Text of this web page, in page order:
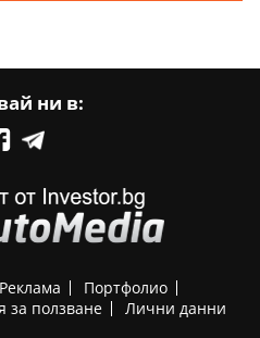
ни в:
Реклама
Портфолио
за ползване Лични данни